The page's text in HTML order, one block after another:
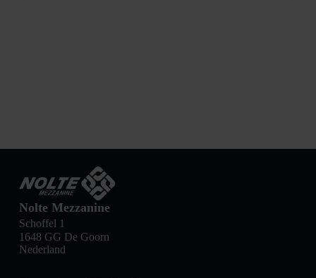
Nolte Mezzanine
Schoffel 1
1648 GG De Goorn
Nederland